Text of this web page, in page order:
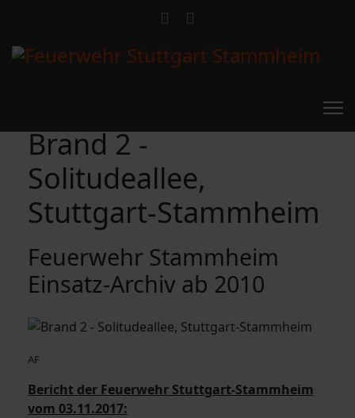
Feuerwehr Stammheim
Einsatz-Archiv ab 2010
Brand 2 -
Solitudeallee,
Stuttgart-Stammheim
AF
Bericht der Feuerwehr Stuttgart-Stammheim
vom 03.11.2017: